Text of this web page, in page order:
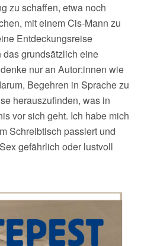
zu schaffen, etwa noch
mit einem Cis-Mann zu
Entdeckungsreise
grundsätzlich eine
nur an Autor:innen wie
Begehren in Sprache zu
herauszufinden, was in
vor sich geht. Ich habe mich
Schreibtisch passiert und
gefährlich oder lustvoll